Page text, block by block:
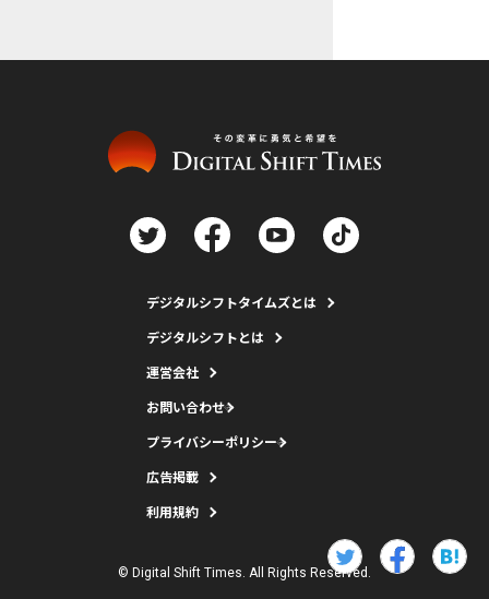
デジタルシフトタイムズとは
デジタルシフトとは
運営会社
お問い合わせ
プライバシーポリシー
広告掲載
利用規約
© Digital Shift Times. All Rights Reserved.